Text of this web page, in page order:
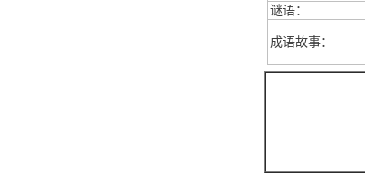
谜语：
成语故事：